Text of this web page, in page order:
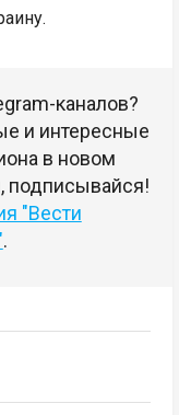
каналов?
и интересные
в новом
подписывайся!
"Вести
.